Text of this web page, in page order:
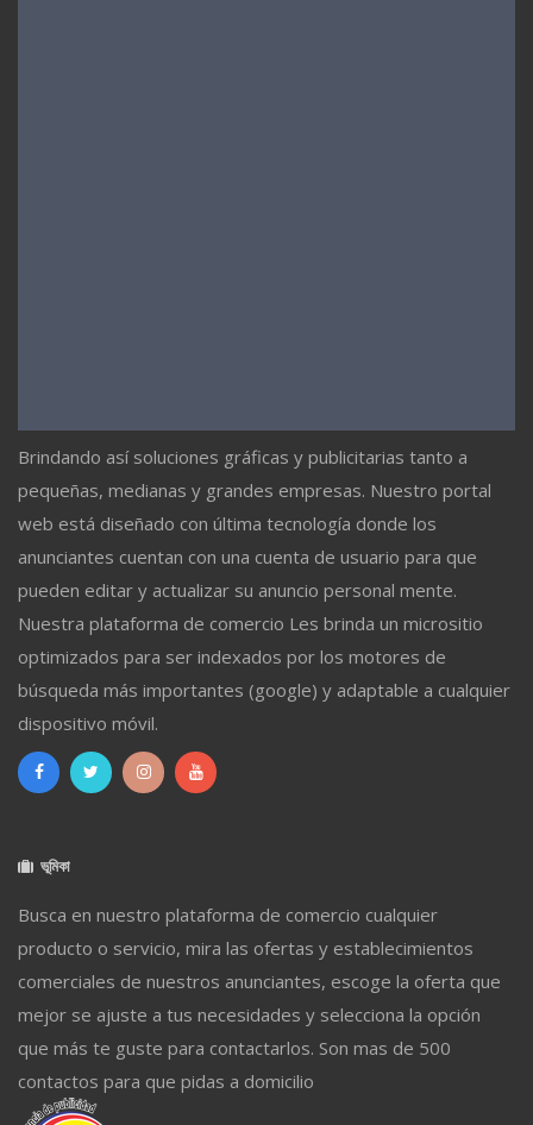
Brindando así soluciones gráficas y publicitarias tanto a
pequeñas, medianas y grandes empresas. Nuestro portal
web está diseñado con última tecnología donde los
anunciantes cuentan con una cuenta de usuario para que
pueden editar y actualizar su anuncio personal mente.
Nuestra plataforma de comercio Les brinda un micrositio
optimizados para ser indexados por los motores de
búsqueda más importantes (google) y adaptable a cualquier
dispositivo móvil.
ভূমিকা
Busca en nuestro plataforma de comercio cualquier
producto o servicio, mira las ofertas y establecimientos
comerciales de nuestros anunciantes, escoge la oferta que
mejor se ajuste a tus necesidades y selecciona la opción
que más te guste para contactarlos. Son mas de 500
contactos para que pidas a domicilio